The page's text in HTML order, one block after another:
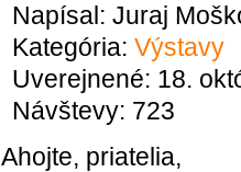
Napísal: Juraj
Kategória: Výstavy
Uverejnené: 18.
Návštevy: 723
Ahojte, priatelia,